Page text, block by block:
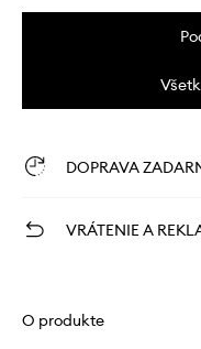
DOPRAVA
VRÁTENIE A
O produkte